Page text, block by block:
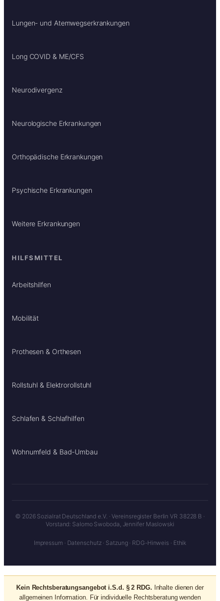
Lungen- und Atemwegserkrankungen
Long COVID & ME/CFS
Neurodivergenz
Neurologische Erkrankungen
Orthopädische Erkrankungen
Psychische Erkrankungen
Weitere Erkrankungen
HILFSMITTEL
Arbeitshilfen
Mobilität
Prothesen & Orthesen
Rollstuhl & Elektrorollstuhl
Schlafen & Schlafhilfen
Wohnumfeld & Bad-Umbau
© 2026 Sozialrat Deutschland e.V. · Vereinsregister Berlin VR 38228 B ·
Vorstand: Salomo Swoboda, Jennifer Maslowski
Impressum · Datenschutz· Satzung · RDG-Hinweis · Ethik
Kein Rechtsberatungsangebot i.S.d. § 2 RDG. Inhalte dienen der
allgemeinen Information. Für individuelle Rechtsberatung wenden